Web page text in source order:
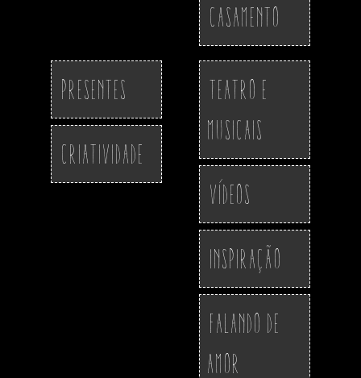
Casamento
Presentes
Criatividade
Teatro e
Musicais
Vídeos
Inspiração
Falando de
Amor